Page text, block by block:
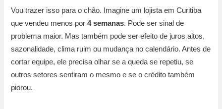
Vou trazer isso para o chão. Imagine um lojista em Curitiba
que vendeu menos por4 semanas. Pode ser sinal de
problema maior. Mas também pode ser efeito de juros altos,
sazonalidade, clima ruim ou mudança no calendário. Antes de
cortar equipe, ele precisa olhar se a queda se repetiu, se
outros setores sentiram o mesmo e se o crédito também
piorou.